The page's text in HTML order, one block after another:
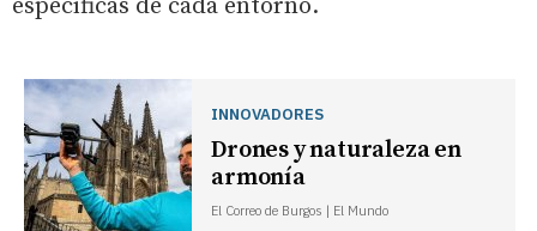
específicas de cada entorno.
INNOVADORES
Drones y naturaleza en
armonía
El Correo de Burgos | El Mundo